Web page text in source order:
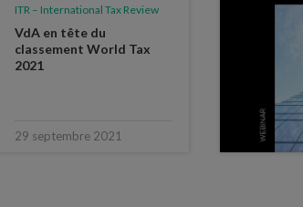
ITR – International Tax Review
VdA en tête du
classement World Tax
2021
29 septembre 2021